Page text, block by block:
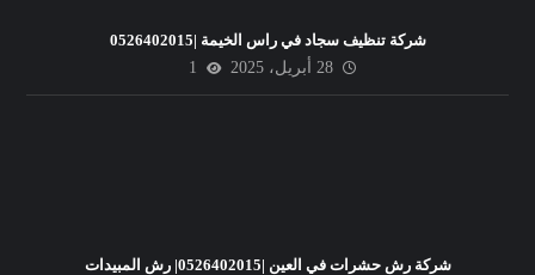
شركة تنظيف سجاد في راس الخيمة |0526402015
28 أبريل، 2025
1
شركة رش حشرات في العين |0526402015| رش المبيدات